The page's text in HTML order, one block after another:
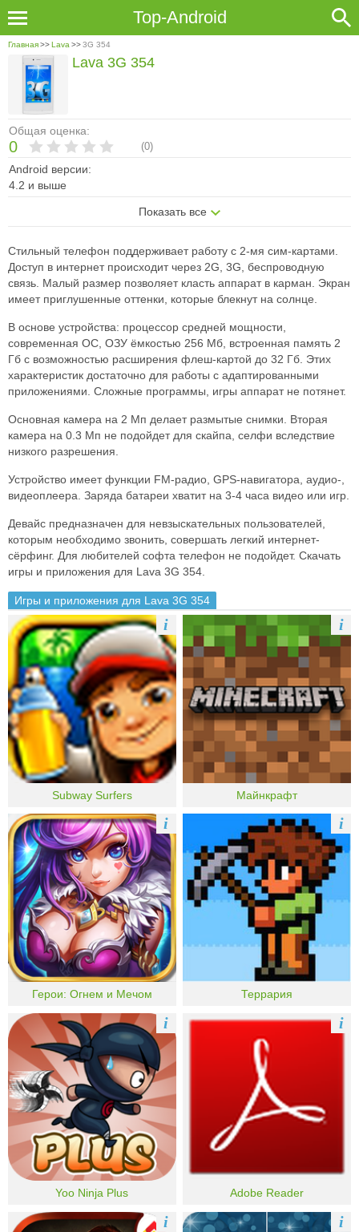
Top-Android
Главная>>Lava >>3G 354
Общая оценка:
0 (0)
Android версии:
4.2 и выше
Показать все
Lava 3G 354
Стильный телефон поддерживает работу с 2-мя сим-картами.
Доступ в интернет происходит через 2G, 3G, беспроводную
связь. Малый размер позволяет класть аппарат в карман. Экран
имеет приглушенные оттенки, которые блекнут на солнце.
В основе устройства: процессор средней мощности,
современная ОС, ОЗУ ёмкостью 256 Мб, встроенная память 2
Гб с возможностью расширения флеш-картой до 32 Гб. Этих
характеристик достаточно для работы с адаптированными
приложениями. Сложные программы, игры аппарат не потянет.
Основная камера на 2 Мп делает размытые снимки. Вторая
камера на 0.3 Мп не подойдет для скайпа, селфи вследствие
низкого разрешения.
Устройство имеет функции FM-радио, GPS-навигатора, аудио-,
видеоплеера. Заряда батареи хватит на 3-4 часа видео или игр.
Девайс предназначен для невзыскательных пользователей,
которым необходимо звонить, совершать легкий интернет-
сёрфинг. Для любителей софта телефон не подойдет. Скачать
игры и приложения для Lava 3G 354.
Игры и приложения для Lava 3G 354
Subway Surfers
i
Майнкрафт
i
Герои: Огнем и Мечом
i
Террария
i
Yoo Ninja Plus
i
Adobe Reader
i
i i